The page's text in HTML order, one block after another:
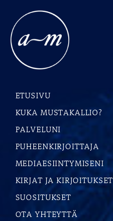
ETUSIVU
KUKA MUSTAKALLIO?
PALVELUNI
PUHEENKIRJOITTAJA
MEDIAESIINTYMISENI
KIRJAT JA KIRJOITUKSET
SUOSITUKSET
OTA YHTEYTTÄ